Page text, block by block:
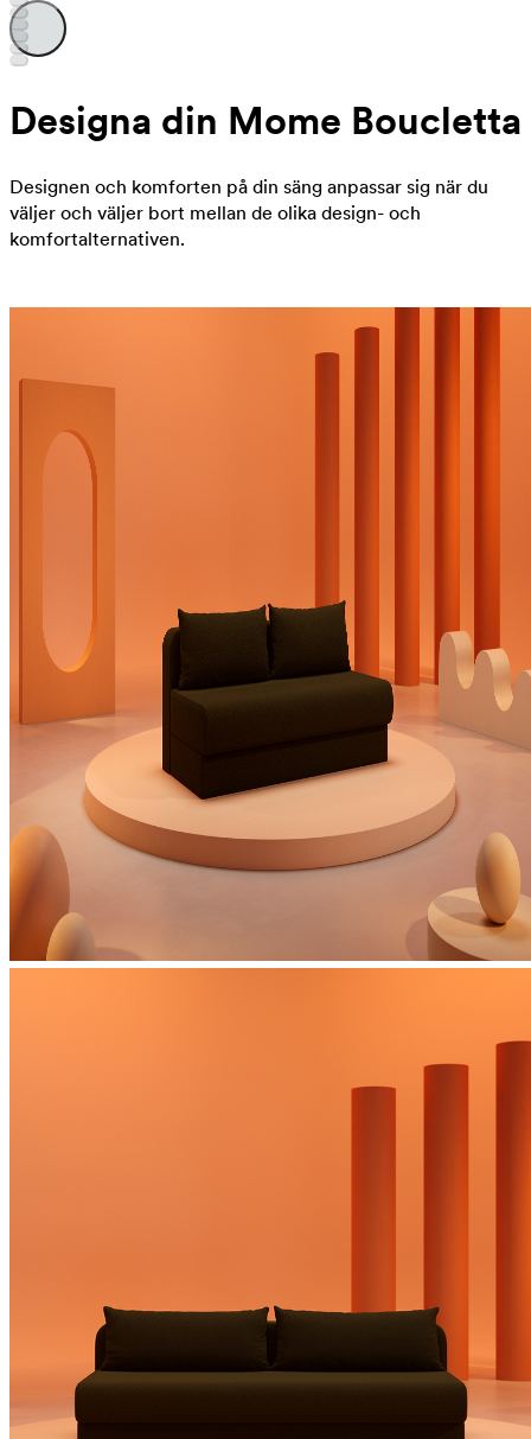
Designa din Mome Boucletta
Designen och komforten på din säng anpassar sig när du
väljer och väljer bort mellan de olika design- och
komfortalternativen.